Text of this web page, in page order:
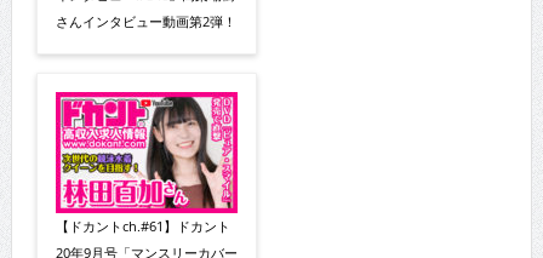
さんインタビュー動画第2弾！
【ドカントch.#61】ドカント
20年9月号「マンスリーカバー